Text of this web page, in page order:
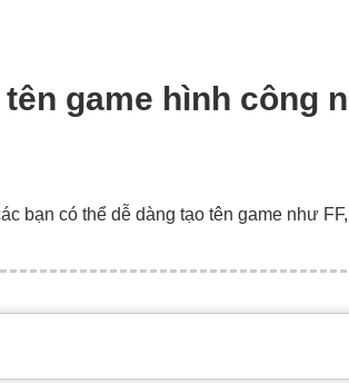
game hình công
bạn có thể dễ dàng tạo tên game như